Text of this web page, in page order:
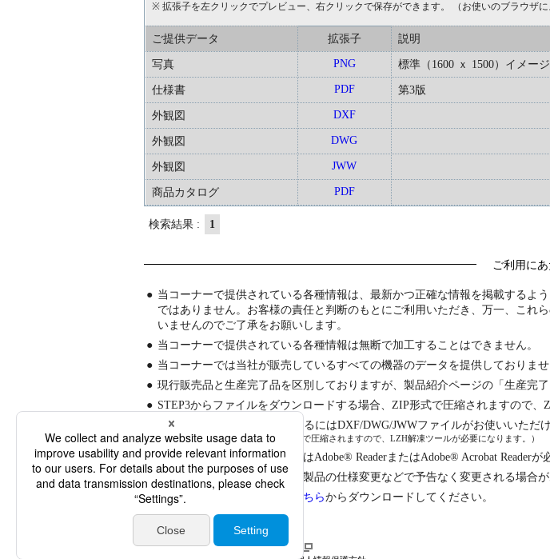
※ 拡張子を左クリックでプレビュー、右クリックで保存ができます。 （お使いのブラウザに
ご提供データ 拡張子 説明
写真 PNG 標準（1600 ｘ 1500）イメージ
仕様書 PDF 第3版
外観図 DXF
外観図 DWG
外観図 JWW
商品カタログ PDF
検索結果 : 1
ご利用に
● 当コーナーで提供されている各種情報は、最新かつ正確な情報を掲載するよ
ではありません。お客様の責任と判断のもとにご利用いただき、万一、これ
いませんのでご了承をお願いします。
● 当コーナーで提供されている各種情報は無断で加工することはできません。
● 当コーナーでは当社が販売しているすべての機器のデータを提供しておりませ
● 現行販売品と生産完了品を区別しておりますが、製品紹介ページの「生産完
● STEP3からファイルをダウンロードする場合、ZIP形式で圧縮されますので、
CADデータをダウンロードするにはDXF/DWG/JWWファイルがお使いいただ
(DXF/DWG/JWWファイルはLZH形式で圧縮されますので、LZH解凍ツールが必要になります。）
● 仕様書、取扱説明書を見るにはAdobe® ReaderまたはAdobe® Acrobat Readerが
仕様書、取扱説明書の内容は製品の仕様変更などで予告なく変更される場合が
● 家庭用製品の取扱説明書は こちらからダウンロードしてください。
報道資料
JVC World Wide Web Site